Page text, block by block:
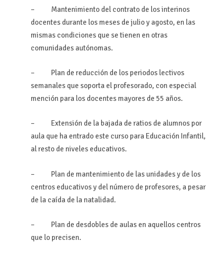
– Mantenimiento del contrato de los interinos
docentes durante los meses de julio y agosto, en las
mismas condiciones que se tienen en otras
comunidades autónomas.
– Plan de reducción de los periodos lectivos
semanales que soporta el profesorado, con especial
mención para los docentes mayores de 55 años.
– Extensión de la bajada de ratios de alumnos por
aula que ha entrado este curso para Educación Infantil,
al resto de niveles educativos.
– Plan de mantenimiento de las unidades y de los
centros educativos y del número de profesores, a pesar
de la caída de la natalidad.
– Plan de desdobles de aulas en aquellos centros
que lo precisen.